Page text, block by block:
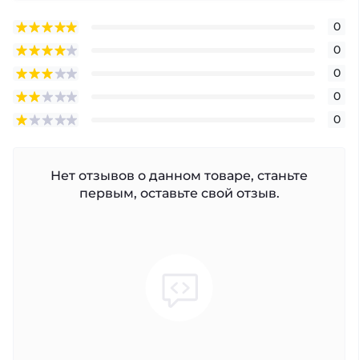
0
0
0
0
0
Нет отзывов о данном товаре, станьте
первым, оставьте свой отзыв.